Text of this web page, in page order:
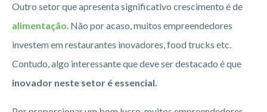
Outro setor que apresenta significativo crescimento é de
alimentação. Não por acaso, muitos empreendedores
investem em restaurantes inovadores, food trucks etc.
Contudo, algo interessante que deve ser destacado é que
inovador neste setor é essencial.